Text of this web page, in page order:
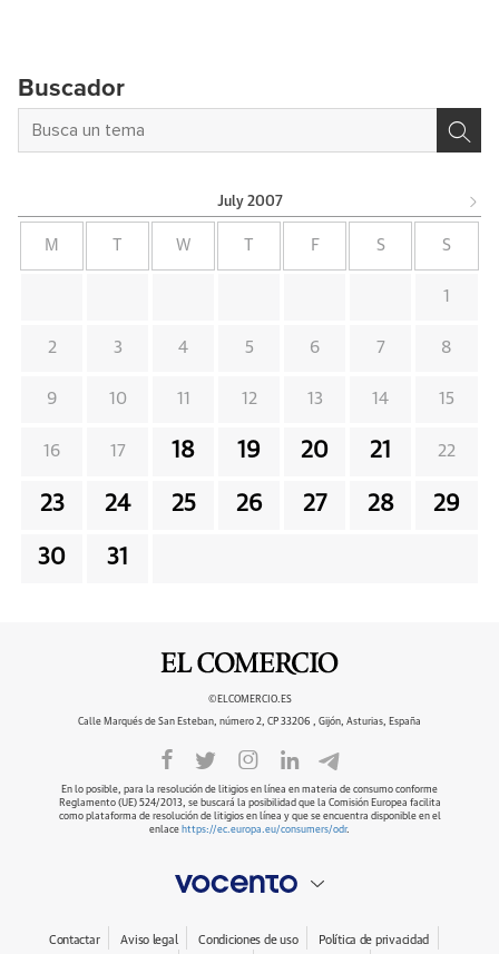
Buscador
July 2007
M W F S S
1
2 3 4 5 6 7 8
9 10 11 12 13 14 15
16 17 18 19 20 21 22
23 24 25 26 27 28 29
30 31
©ELCOMERCIO.ES
Calle Marqués de San Esteban, número 2, CP 33206 , Gijón, Asturias, España
En lo posible, para la resolución de litigios en línea en materia de consumo conforme
Reglamento (UE) 524/2013, se buscará la posibilidad que la Comisión Europea facilita
como plataforma de resolución de litigios en línea y que se encuentra disponible en el
enlace https://ec.europa.eu/consumers/odr.
Contactar Aviso legal Condiciones de uso Política de privacidad